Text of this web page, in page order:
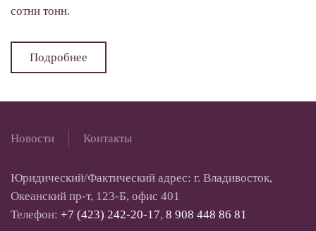
сотни тонн.
Подробнее
Новости Контакты
Юридический/Фактический адрес: г. Владивосток,
Океанский пр-т, 123-Б, офис 401
Телефон: +7 (423) 242-20-17, 8 908 448 86 81